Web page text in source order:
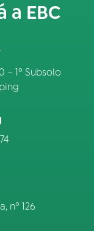
a EBC
– 1º Subsolo
nº 126